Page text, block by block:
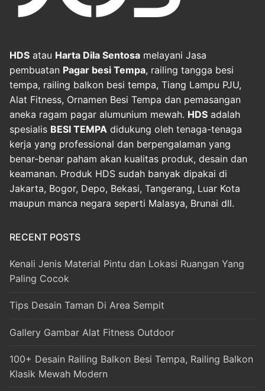
HDS atau Harta Dila Sentosa melayani Jasa
pembuatan Pagar besi Tempa, railing tangga besi
tempa, railing balkon besi tempa, Tiang Lampu PJU,
Alat Fitness, Ornamen Besi Tempa dan pemasangan
aneka ragam pagar alumunium mewah. HDS adalah
spesialis BESI TEMPA didukung oleh tenaga-tenaga
kerja yang professional dan berpengalaman yang
benar-benar paham akan kualitas produk, desain dan
keamanan. Produk HDS sudah banyak dipakai di
Jakarta, Bogor, Depo, Bekasi, Tangerang, Luar Kota
maupun manca negara seperti Malasya, Brunai dll.
RECENT POSTS
Kenali Jenis Material Pintu dan Lokasi Ruangan Yang
Paling Cocok
Tips Desain Taman Di Area Sempit
Gallery Gambar Alat Fitness Outdoor
100+ Desain Railing Balkon Besi Tempa, Railing Balkon
Klasik Mewah Modern